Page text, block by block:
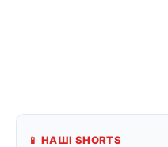
📱 НАШІ SHORTS